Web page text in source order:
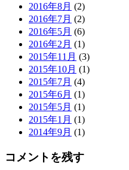
2016年8月 (2)
2016年7月 (2)
2016年5月 (6)
2016年2月 (1)
2015年11月 (3)
2015年10月 (1)
2015年7月 (4)
2015年6月 (1)
2015年5月 (1)
2015年1月 (1)
2014年9月 (1)
コメントを残す